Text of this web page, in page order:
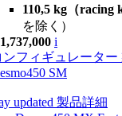
110,5 kg（racing
を除く）
i
ンフィギュレーター
SM
updated 製品詳細